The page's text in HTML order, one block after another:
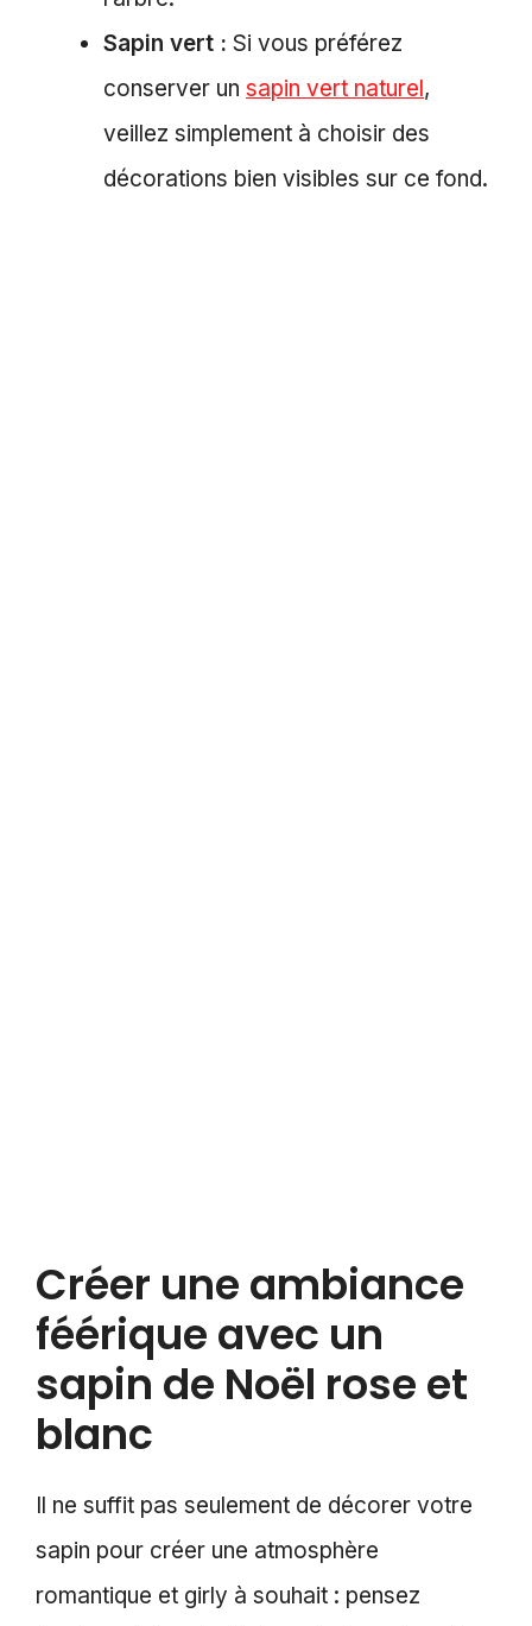
Sapin vert : Si vous préférez
conserver un sapin vert naturel,
veillez simplement à choisir des
décorations bien visibles sur ce fond.
Créer une ambiance
féérique avec un
sapin de Noël rose et
blanc
Il ne suffit pas seulement de décorer votre
sapin pour créer une atmosphère
romantique et girly à souhait : pensez